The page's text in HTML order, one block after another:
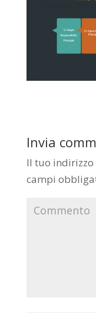
Invia
Il tuo
campi